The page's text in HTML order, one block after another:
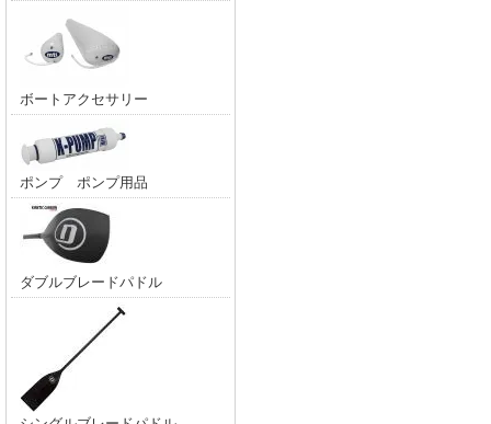
ボートアクセサリー
ポンプ ポンプ用品
ダブルブレードパドル